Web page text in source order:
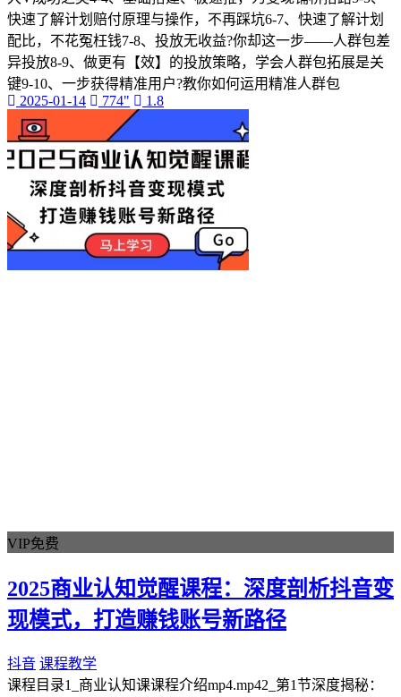
快速了解计划赔付原理与操作，不再踩坑6-7、快速了解计划
配比，不花冤枉钱7-8、投放无收益?你却这一步——人群包差
异投放8-9、做更有【效】的投放策略，学会人群包拓展是关
键9-10、一步获得精准用户?教你如何运用精准人群包
2025-01-14
774" 1.8
VIP免费
2025商业认知觉醒课程：深度剖析抖音变
现模式，打造赚钱账号新路径
抖音 课程教学
课程目录1_商业认知课课程介绍mp4.mp42_第1节深度揭秘：